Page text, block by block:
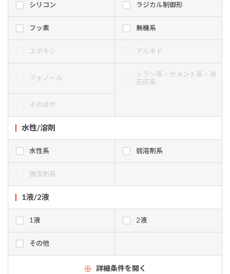
シリコン ラジカル制御形
フッ素 無機系
エポキシ アルキド
フェノール
シラン系・セメント系・消
石灰系
そのほか
水性/溶剤
水性系 弱溶剤系
強溶剤系
1液/2液
1液 2液
その他
詳細条件を開く